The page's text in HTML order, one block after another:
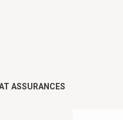
ASSURANCES